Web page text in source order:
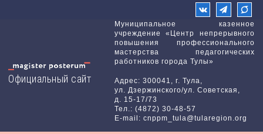
Официальный сайт
Муниципальное казенное
учреждение «Центр непрерывного
повышения профессионального
мастерства педагогических
работников города Тулы»
Адрес: 300041, г. Тула,
ул. Дзержинского/ул. Советская,
д. 15-17/73
Тел.: (4872) 30-48-57
E-mail: cnppm_tula@tularegion.org